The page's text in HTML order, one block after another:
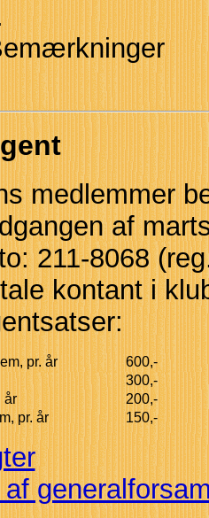
medlemmer
af
211-8068
kontant i
pr. år
600,-
300,-
år
200,-
pr. år
150,-